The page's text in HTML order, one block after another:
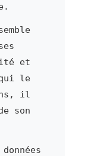
et
le
il
son